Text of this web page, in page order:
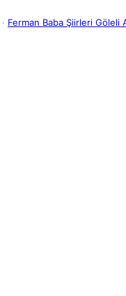
· Ferman Baba Şiirleri Göleli